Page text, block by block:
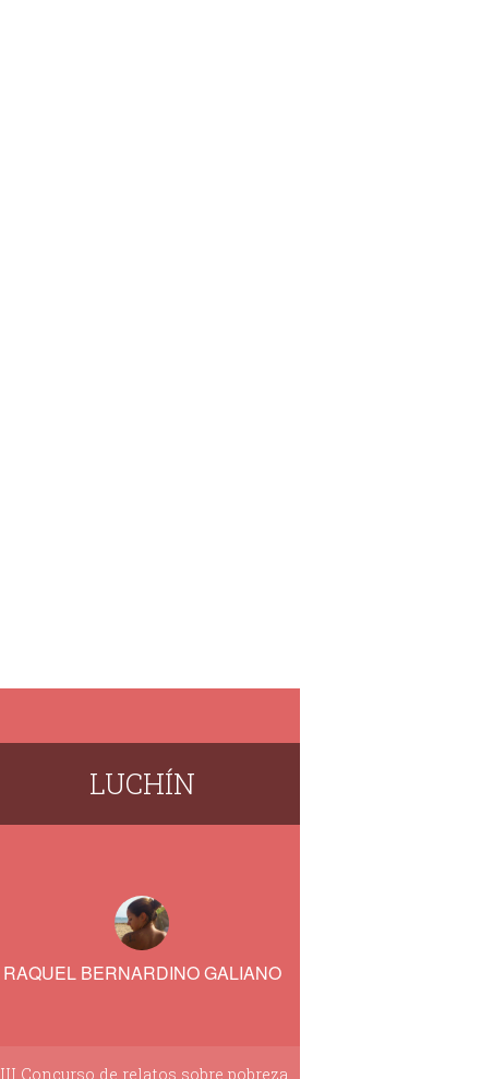
LUCHÍN
RAQUEL BERNARDINO GALIANO
III Concurso de relatos sobre pobreza